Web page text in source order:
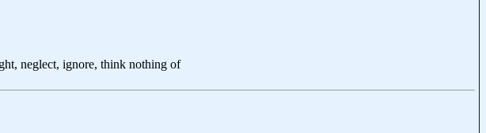
neglect, ignore, think nothing of